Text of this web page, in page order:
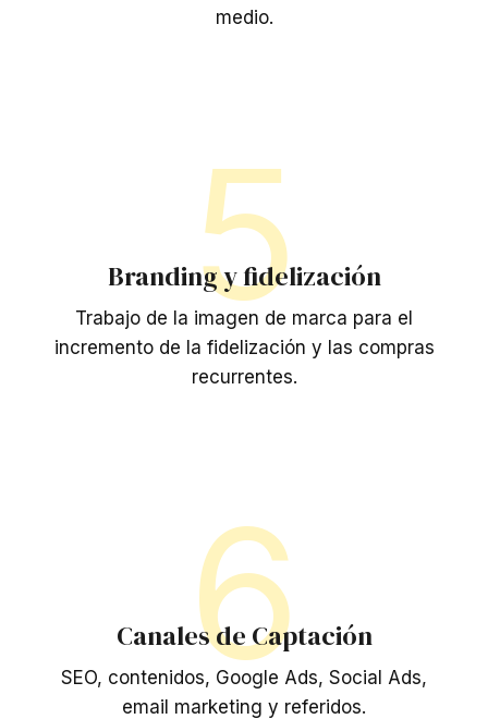
medio.
5
Branding y fidelización
Trabajo de la imagen de marca para el
incremento de la fidelización y las compras
recurrentes.
6
Canales de Captación
SEO, contenidos, Google Ads, Social Ads,
email marketing y referidos.